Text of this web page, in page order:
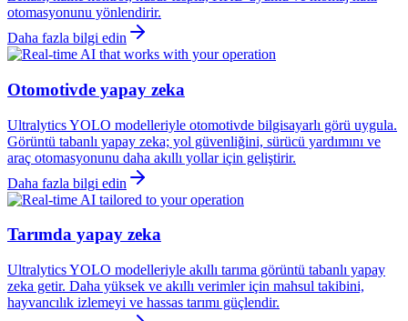
otomasyonunu yönlendirir.
Daha fazla bilgi edin
Otomotivde yapay zeka
Ultralytics YOLO modelleriyle otomotivde bilgisayarlı görü uygula.
Görüntü tabanlı yapay zeka; yol güvenliğini, sürücü yardımını ve
araç otomasyonunu daha akıllı yollar için geliştirir.
Daha fazla bilgi edin
Tarımda yapay zeka
Ultralytics YOLO modelleriyle akıllı tarıma görüntü tabanlı yapay
zeka getir. Daha yüksek ve akıllı verimler için mahsul takibini,
hayvancılık izlemeyi ve hassas tarımı güçlendir.